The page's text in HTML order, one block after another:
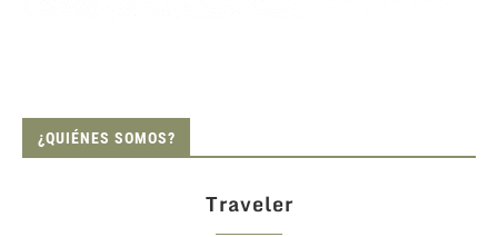
¿QUIÉNES SOMOS?
Traveler